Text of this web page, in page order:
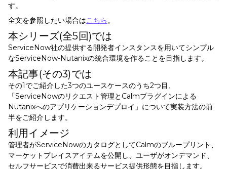
す。
全文を参照したい場合はこちら。
本シリーズ(全5回)では
ServiceNow社の提供する開発者インスタンスを用いてシンプル
なServiceNow-Nutanixの統合環境を作ることを目指します。
本記事(その3)では
その1でご紹介した3つのユースケースのうち2つ目、
「ServiceNowのリクエスト管理とCalmプラグインによる
Nutanixへのアプリケーションデプロイ」について実装方法の前
半をご紹介します。
利用イメージ
管理者がServiceNowのカタログとしてCalmのブループリント、
マーケットプレイスアイテムを公開し、ユーザがオンデマンド、
セルフサービスで消費出来るサービス提供形態を目指します。